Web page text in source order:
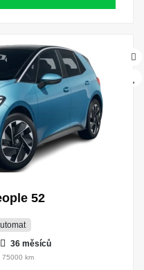
52
36 měsíců
75000 km